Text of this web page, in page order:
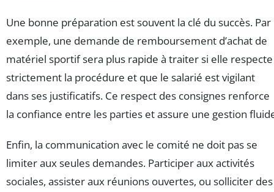
Une bonne préparation est souvent la clé du succès. Par
exemple, une demande de remboursement d’achat de
matériel sportif sera plus rapide à traiter si elle respecte
strictement la procédure et que le salarié est vigilant
dans ses justificatifs. Ce respect des consignes renforce
la confiance entre les parties et assure une gestion
Enfin, la communication avec le comité ne doit pas se
limiter aux seules demandes. Participer aux activités
sociales, assister aux réunions ouvertes, ou solliciter des